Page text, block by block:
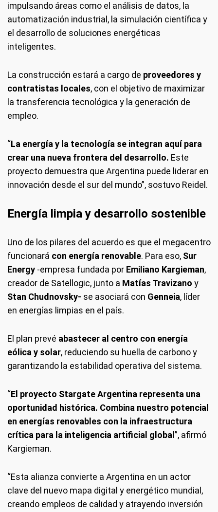
impulsando áreas como el análisis de datos, la
automatización industrial, la simulación científica y
el desarrollo de soluciones energéticas
inteligentes.
La construcción estará a cargo de proveedores y
contratistas locales, con el objetivo de maximizar
la transferencia tecnológica y la generación de
empleo.
“La energía y la tecnología se integran aquí para
crear una nueva frontera del desarrollo. Este
proyecto demuestra que Argentina puede liderar en
innovación desde el sur del mundo”, sostuvo Reidel.
Energía limpia y desarrollo sostenible
Uno de los pilares del acuerdo es que el megacentro
funcionará con energía renovable. Para eso, Sur
Energy -empresa fundada por Emiliano Kargieman,
creador de Satellogic, junto a Matías Travizano y
Stan Chudnovsky- se asociará con Genneia, líder
en energías limpias en el país.
El plan prevé abastecer al centro con energía
eólica y solar, reduciendo su huella de carbono y
garantizando la estabilidad operativa del sistema.
“El proyecto Stargate Argentina representa una
oportunidad histórica. Combina nuestro potencial
en energías renovables con la infraestructura
crítica para la inteligencia artificial global ”, afirmó
Kargieman.
“Esta alianza convierte a Argentina en un actor
clave del nuevo mapa digital y energético mundial,
creando empleos de calidad y atrayendo inversión